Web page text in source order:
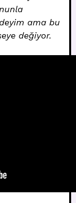
ama bu
değiyor.